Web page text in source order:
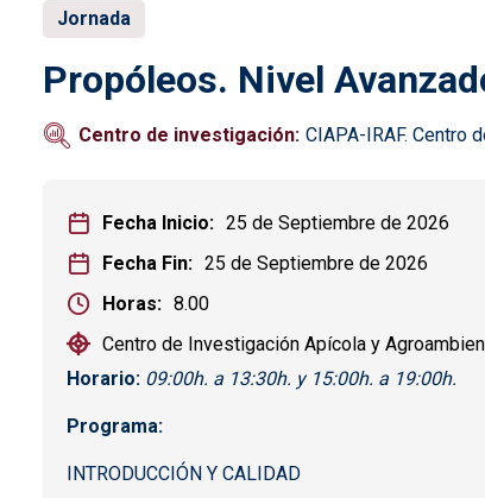
Jornada
Propóleos. Nivel
Centro de investigación CIAPA-IRAF. Centro
Fecha Inicio
25 de Septiembre de 2026
Fecha Fin
25 de Septiembre de 2026
Horas
8.00
Centro de Investigación Apícola y
Horario: 09:00h. a 13:30h. y 15:00h. a 19:00h.
Programa:
INTRODUCCIÓN Y CALIDAD